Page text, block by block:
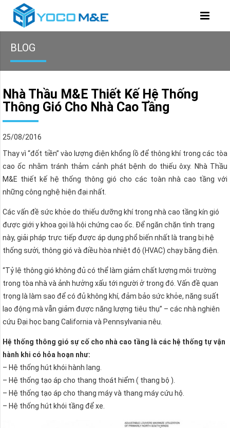
BLOG
Nhà Thầu M&E Thiết Kế Hệ Thống
Thông Gió Cho Nhà Cao Tầng
25/08/2016
Thay vì “đốt tiền” vào lượng điện khổng lồ để thông khí trong các tòa
cao ốc nhằm tránh thảm cảnh phát bệnh do thiếu ôxy. Nhà Thầu
M&E thiết kế hệ thống thông gió cho các toàn nhà cao tầng với
những công nghệ hiện đại nhất.
Các vấn đề sức khỏe do thiếu dưỡng khí trong nhà cao tầng kín gió
được giới y khoa gọi là hội chứng cao ốc. Để ngăn chặn tình trạng
này, giải pháp trực tiếp được áp dụng phổ biến nhất là trang bị hệ
thống sưởi, thông gió và điều hòa nhiệt độ (HVAC) chạy bằng điện.
“Tỷ lệ thông gió không đủ có thể làm giảm chất lượng môi trường
trong tòa nhà và ảnh hưởng xấu tới người ở trong đó. Vấn đề quan
trọng là làm sao để có đủ không khí, đảm bảo sức khỏe, năng suất
lao động mà vẫn giảm được năng lượng tiêu thụ” – các nhà nghiên
cứu Đại học bang California và Pennsylvania nêu.
Hệ thống thông gió sự cố cho nhà cao tầng là các hệ thống tự vận
hành khi có hỏa hoạn như:
– Hệ thống hút khói hành lang.
– Hệ thống tạo áp cho thang thoát hiểm ( thang bộ ).
– Hệ thống tạo áp cho thang máy và thang máy cứu hộ.
– Hệ thống hút khói tầng để xe.